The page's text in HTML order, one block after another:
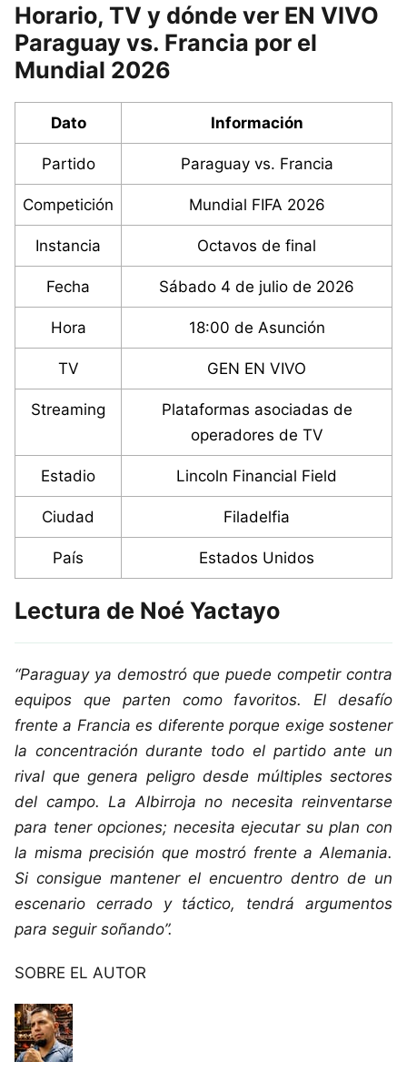
Horario, TV y dónde ver EN VIVO
Paraguay vs. Francia por el
Mundial 2026
Dato Información
Partido Paraguay vs. Francia
Competición Mundial FIFA 2026
Instancia Octavos de final
Fecha Sábado 4 de julio de 2026
Hora 18:00 de Asunción
TV GEN EN VIVO
Streaming
Plataformas asociadas de
operadores de TV
Estadio Lincoln Financial Field
Ciudad Filadelfia
País Estados Unidos
Lectura de Noé Yactayo
“Paraguay ya demostró que puede competir contra
equipos que parten como favoritos. El desafío
frente a Francia es diferente porque exige sostener
la concentración durante todo el partido ante un
rival que genera peligro desde múltiples sectores
del campo. La Albirroja no necesita reinventarse
para tener opciones; necesita ejecutar su plan con
la misma precisión que mostró frente a Alemania.
Si consigue mantener el encuentro dentro de un
escenario cerrado y táctico, tendrá argumentos
para seguir soñando”.
SOBRE EL AUTOR